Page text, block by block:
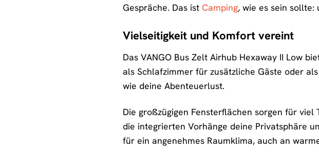
Gespräche. Das ist Camping, wie es sein
Vielseitigkeit und Komfort vereint
Das VANGO Bus Zelt Airhub Hexaway II Low
als Schlafzimmer für zusätzliche Gäste oder
wie deine Abenteuerlust.
Die großzügigen Fensterflächen sorgen für
die integrierten Vorhänge deine Privatsphäre
für ein angenehmes Raumklima, auch an